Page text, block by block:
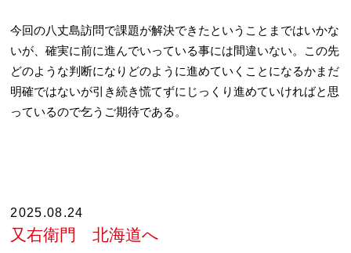
今回の八丈島訪問で課題が解決できたということまではいかな
いが、確実に前に進んでいっている事には間違いない。この先
どのような判断になりどのように進めていくことになるかまだ
明確ではないが引き続き慌てずにじっくり進めていければと思
っているので乞うご期待である。
2025.08.24
又右衛門 北海道へ